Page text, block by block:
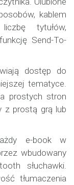
kablem
tytułów,
Send-To-
dostęp do
tematyce.
prostych stron
z prostą grą lub
e-book w
wbudowany
słuchawki.
tłumaczenia